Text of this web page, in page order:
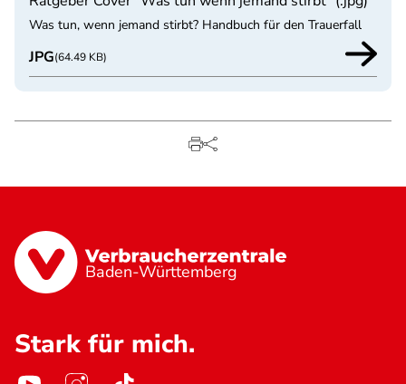
Was tun, wenn jemand stirbt? Handbuch für den Trauerfall
JPG(64.49 KB)
Baden-Württemberg
Stark für mich.